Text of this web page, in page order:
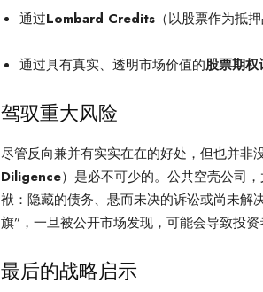
通过Lombard Credits （以股票作为抵
通过具有真实、透明市场价值的股票期权
驾驭重大风险
尽管反向兼并有实实在在的好处，但也并非
Diligence）是必不可少的。公共空壳公司
袱：隐藏的债务、悬而未决的诉讼或尚未解
旗”，一旦被公开市场发现，可能会导致投资
最后的战略启示